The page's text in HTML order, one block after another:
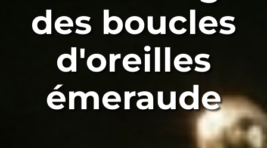
des boucles
d'oreilles
émeraude